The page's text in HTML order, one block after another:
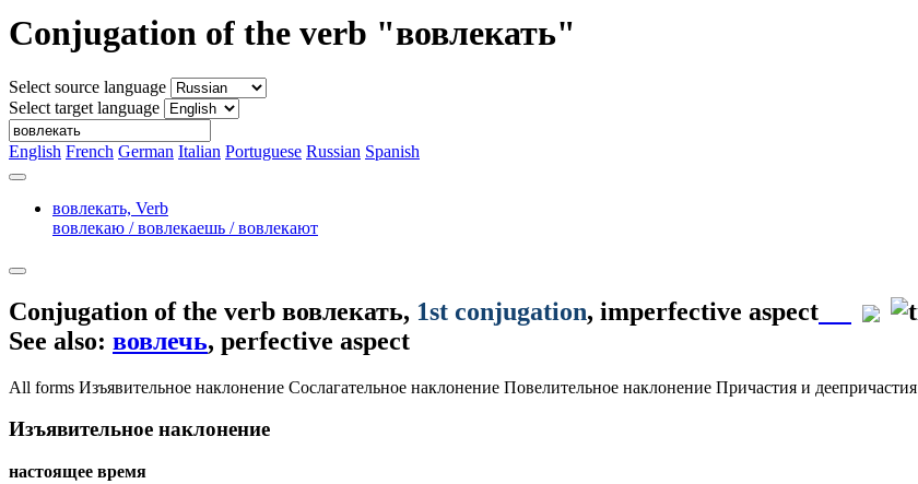
Conjugation of the verb "вовлекать"
Select source language
Select target language
English French German Italian Portuguese Russian Spanish
вовлекать, Verb
вовлекаю / вовлекаешь / вовлекают
Conjugation of the verb вовлекать, 1st conjugation, imperfective aspect
See also: вовлечь, perfective aspect
All forms Изъявительное наклонение Сослагательное наклонение Повелительное наклонение Причастия и деепричастия
Изъявительное наклонение
настоящее время